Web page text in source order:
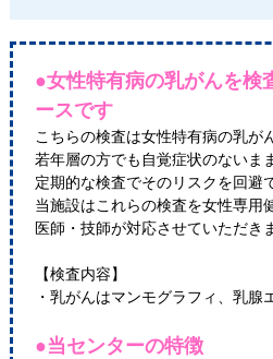
●女性特有病の乳がんを検
ースです
こちらの検査は女性特有病の乳が
若年層の方でも自覚症状のないま
定期的な検査でそのリスクを回避
当施設はこれらの検査を女性専用
医師・技師が対応させていただき
【検査内容】
・乳がんはマンモグラフィ、乳腺
●当センターの特徴